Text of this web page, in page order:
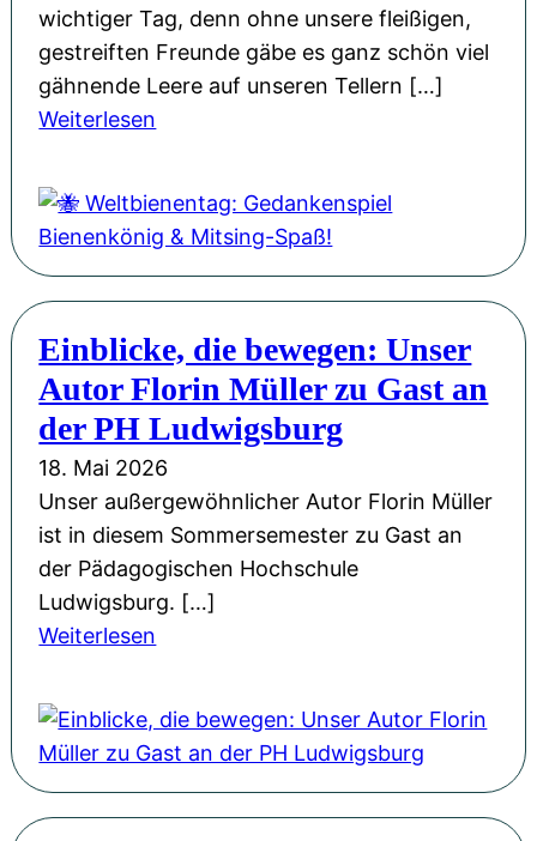
n
e
u
e
w
d
v
l
r
H
o
f
f
n
u
n
g
u
n
d
M
u
wichtiger Tag, denn ohne unsere fleißigen,
gestreiften Freunde gäbe es ganz schön viel
gähnende Leere auf unseren Tellern […]
Weiterlesen
e
l
t
i
e
n
e
t
g
:
G
d
a
n
k
Einblicke, die bewegen: Unser
Autor Florin Müller zu Gast an
der PH Ludwigsburg
18. Mai 2026
Unser außergewöhnlicher Autor Florin Müller
ist in diesem Sommersemester zu Gast an
der Pädagogischen Hochschule
Ludwigsburg. […]
Weiterlesen
n
b
l